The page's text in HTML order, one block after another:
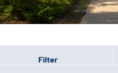
Gebärdensprache
Filter